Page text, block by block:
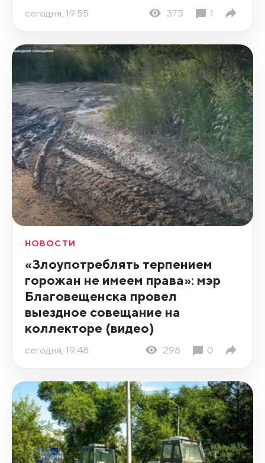
сегодня, 19:55 375 1
НОВОСТИ
«Злоупотреблять терпением
горожан не имеем права»: мэр
Благовещенска провел
выездное совещание на
коллекторе (видео)
сегодня, 19:48 298 0